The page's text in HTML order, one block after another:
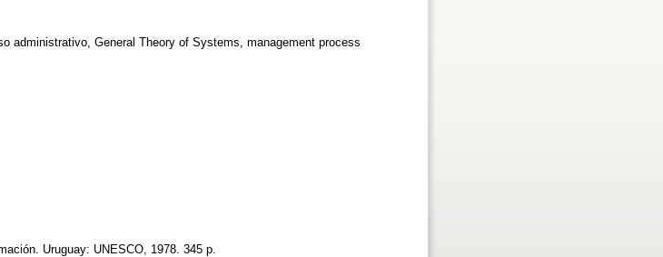
administrativo, General Theory of Systems, management process
Uruguay: UNESCO, 1978. 345 p.